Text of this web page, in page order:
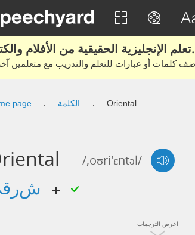
تعلم الإنجليزية الحقيقية من الأفلام والكتب.
page الكلمة Oriental
/,oʊri'ɛntəl/
اعرض الترجمات